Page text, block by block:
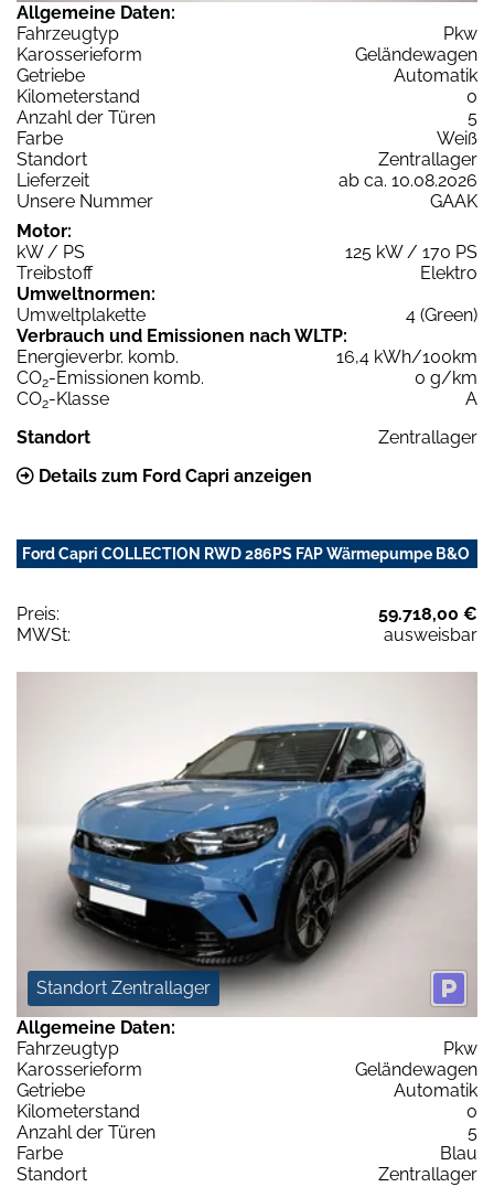
Allgemeine Daten:
Fahrzeugtyp
Pkw
Karosserieform
Geländewagen
Getriebe
Automatik
Kilometerstand
0
Anzahl der Türen
5
Farbe
Weiß
Standort
Zentrallager
Lieferzeit
ab ca. 10.08.2026
Unsere Nummer
GAAK
Motor:
kW / PS
125 kW / 170 PS
Treibstoff
Elektro
Umweltnormen:
Umweltplakette
4 (Green)
Verbrauch und Emissionen nach WLTP:
Energieverbr. komb.
16,4 kWh/100km
CO2-Emissionen komb.
0 g/km
CO2-Klasse
A
Standort
Zentrallager
Details zum Ford Capri anzeigen
Ford Capri COLLECTION RWD 286PS FAP Wärmepumpe B&O
Preis:
59.718,00 €
MWSt:
ausweisbar
Standort Zentrallager
Allgemeine Daten:
Fahrzeugtyp
Pkw
Karosserieform
Geländewagen
Getriebe
Automatik
Kilometerstand
0
Anzahl der Türen
5
Farbe
Blau
Standort
Zentrallager